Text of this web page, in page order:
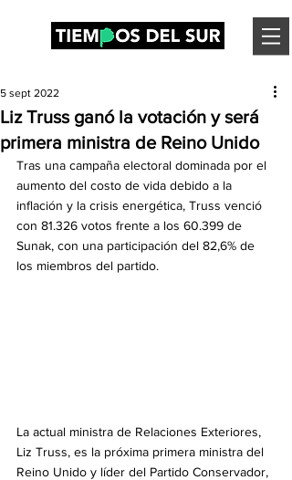
Liz Truss ganó la votación y será
primera ministra de Reino Unido
5 sept 2022
Tras una campaña electoral dominada por el
aumento del costo de vida debido a la
inflación y la crisis energética, Truss venció
con 81.326 votos frente a los 60.399 de
Sunak, con una participación del 82,6% de
los miembros del partido.
La actual ministra de Relaciones Exteriores,
Liz Truss, es la próxima primera ministra del
Reino Unido y líder del Partido Conservador,